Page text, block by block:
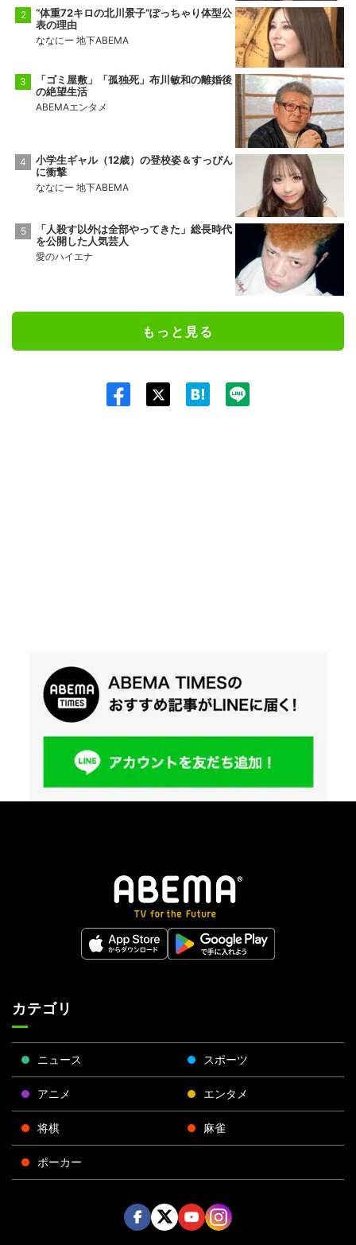
“体重72キロの北川景子”ぽっちゃり体型公
表の理由
ななにー 地下ABEMA
「ゴミ屋敷」「孤独死」布川敏和の離婚後
の絶望生活
ABEMAエンタメ
小学生ギャル（12歳）の登校姿＆すっぴん
に衝撃
ななにー 地下ABEMA
「人殺す以外は全部やってきた」総長時代
を公開した人気芸人
愛のハイエナ
もっと見る
カテゴリ
ニュース スポーツ
アニメ エンタメ
将棋 麻雀
ポーカー